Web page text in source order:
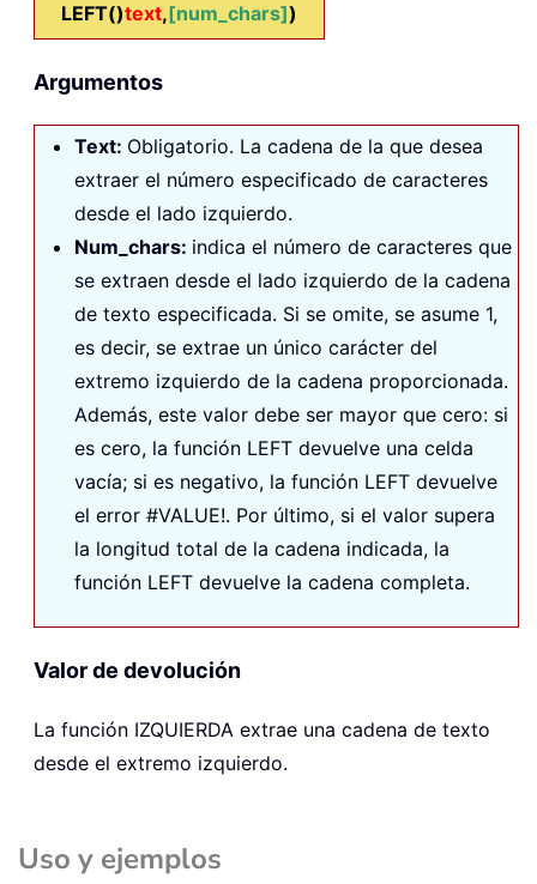
LEFT()text,[num_chars])
Argumentos
Text: Obligatorio. La cadena de la que desea
extraer el número especificado de caracteres
desde el lado izquierdo.
Num_chars: indica el número de caracteres que
se extraen desde el lado izquierdo de la cadena
de texto especificada. Si se omite, se asume 1,
es decir, se extrae un único carácter del
extremo izquierdo de la cadena proporcionada.
Además, este valor debe ser mayor que cero: si
es cero, la función LEFT devuelve una celda
vacía; si es negativo, la función LEFT devuelve
el error #VALUE!. Por último, si el valor supera
la longitud total de la cadena indicada, la
función LEFT devuelve la cadena completa.
Valor de devolución
La función IZQUIERDA extrae una cadena de texto
desde el extremo izquierdo.
Uso y ejemplos